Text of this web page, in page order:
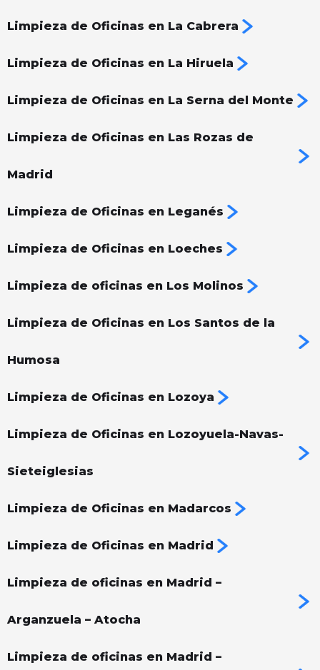
Limpieza de Oficinas en La Cabrera
Limpieza de Oficinas en La Hiruela
Limpieza de Oficinas en La Serna del Monte
Limpieza de Oficinas en Las Rozas de
Madrid
Limpieza de Oficinas en Leganés
Limpieza de Oficinas en Loeches
Limpieza de oficinas en Los Molinos
Limpieza de Oficinas en Los Santos de la
Humosa
Limpieza de Oficinas en Lozoya
Limpieza de Oficinas en Lozoyuela-Navas-
Sieteiglesias
Limpieza de Oficinas en Madarcos
Limpieza de Oficinas en Madrid
Limpieza de oficinas en Madrid –
Arganzuela – Atocha
Limpieza de oficinas en Madrid –